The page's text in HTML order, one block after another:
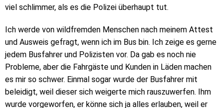
viel schlimmer, als es die Polizei überhaupt tut.
Ich werde von wildfremden Menschen nach meinem Attest
und Ausweis gefragt, wenn ich im Bus bin. Ich zeige es gerne
jedem Busfahrer und Polizisten vor. Da gab es noch nie
Probleme, aber die Fahrgäste und Kunden in Läden machen
es mir so schwer. Einmal sogar wurde der Busfahrer mit
beleidigt, weil dieser sich weigerte mich rauszuwerfen. Ihm
wurde vorgeworfen, er könne sich ja alles erlauben, weil er